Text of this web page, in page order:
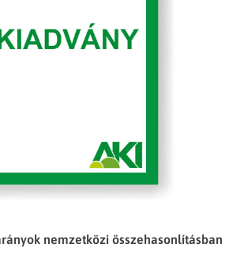
nemzetközi összehasonlításban